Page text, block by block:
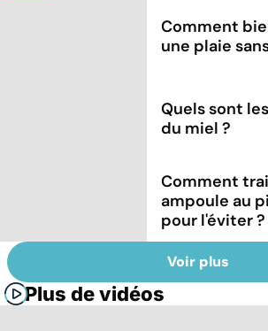
Comment
une plaie
Quels sont
du miel ?
Comment
ampoule au
pour l'éviter ?
Voir plus
Plus de vidéos